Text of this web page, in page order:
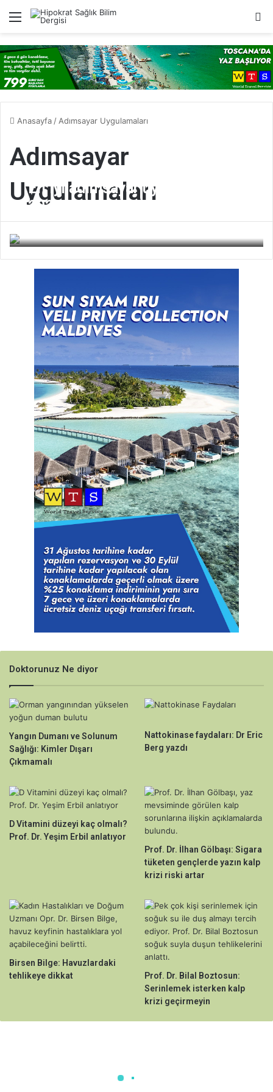
Menü
Anasayfa / Adımsayar Uygulamaları
Adımsayar
Uygulamaları
En iyi adımsayar uygulaması:
2024
Doktorunuz Ne diyor
Yangın Dumanı ve Solunum
Sağlığı: Kimler Dışarı
Çıkmamalı
Nattokinase faydaları: Dr Eric
Berg yazdı
D Vitamini düzeyi kaç olmalı?
Prof. Dr. Yeşim Erbil anlatıyor
Prof. Dr. İlhan Gölbaşı: Sigara
tüketen gençlerde yazın kalp
krizi riski artar
Birsen Bilge: Havuzlardaki
tehlikeye dikkat
Prof. Dr. Bilal Boztosun:
Serinlemek isterken kalp
krizi geçirmeyin